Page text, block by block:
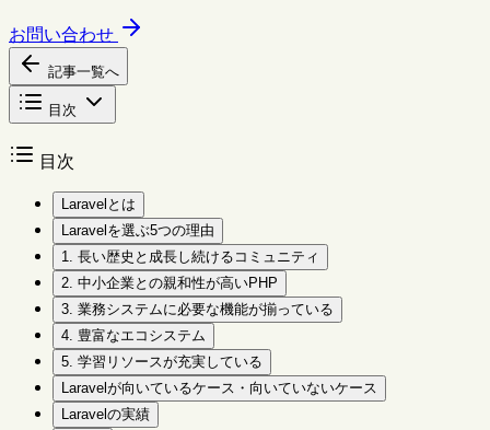
お問い合わせ
記事一覧へ
目次
目次
Laravelとは
Laravelを選ぶ5つの理由
1. 長い歴史と成長し続けるコミュニティ
2. 中小企業との親和性が高いPHP
3. 業務システムに必要な機能が揃っている
4. 豊富なエコシステム
5. 学習リソースが充実している
Laravelが向いているケース・向いていないケース
Laravelの実績